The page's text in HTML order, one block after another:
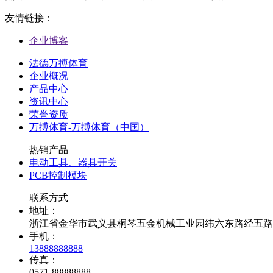
友情链接：
企业博客
法德万搏体育
企业概况
产品中心
资讯中心
荣誉资质
万搏体育-万搏体育（中国）
热销产品
电动工具、器具开关
PCB控制模块
联系方式
地址：
浙江省金华市武义县桐琴五金机械工业园纬六东路经五
手机：
13888888888
传真：